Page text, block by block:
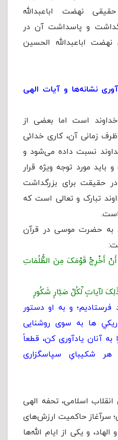
نهضت اباعبدالله
و پاسداشت آن در
اباعبدالله الحسین
نشانه‌ها و آیات الهی
است اما بعضی از
زمانی آن، کاری خدائی
نسبت داده می‌شود و
باید مورد توجه ویژه قرار
در حقیقت برای بزرگداشت
تبارک و تعالی است که
است.
به حضرت موسی در قرآن
أَنْ أَخْرِجْ قَوْمَکَ مِنَ الظُّلُمَاتِ
لآیاتٍ لِّکُلِّ صَبَّارٍ شَکُورٍ
و به او دستور
ها به سوى روشنايى
به آنان يادآورى كن، قطعاً
هر شكيباىِ سپاسگزارى
اسلامی، تحفه الهی
سرآغاز حاکمیت ارزش‌های
و یکی از ایام الله‌ها